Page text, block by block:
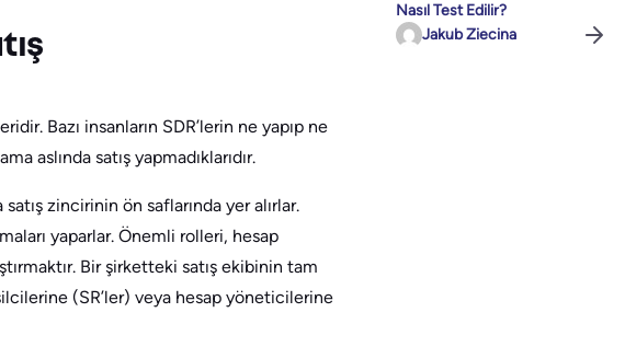
Bazı insanların SDR’lerin ne yapıp ne
aslında satış yapmadıklarıdır.
zincirinin ön saflarında yer alırlar.
yaparlar. Önemli rolleri, hesap
Bir şirketteki satış ekibinin tam
(SR’ler) veya hesap yöneticilerine
Nasıl Test Edilir?
Jakub Ziecina